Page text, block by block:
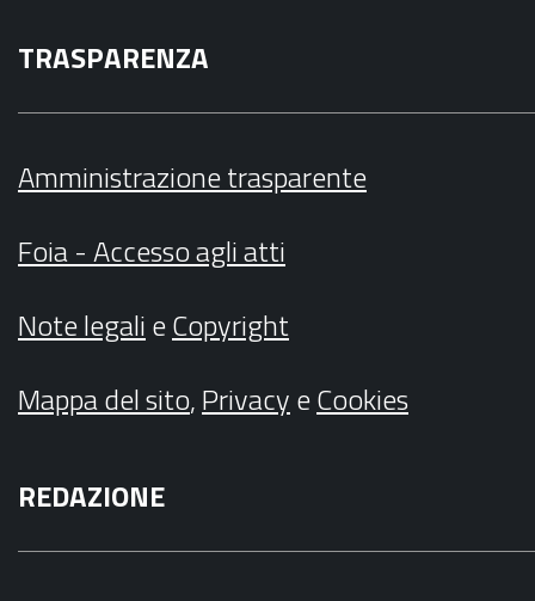
TRASPARENZA
Amministrazione trasparente
Foia - Accesso agli atti
Note legalieCopyright
Mappa del sito,PrivacyeCookies
REDAZIONE